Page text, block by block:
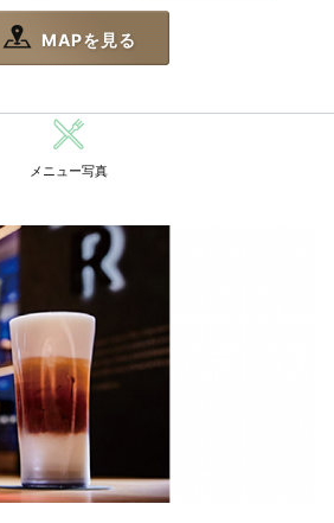
MAPを見る
メニュー写真